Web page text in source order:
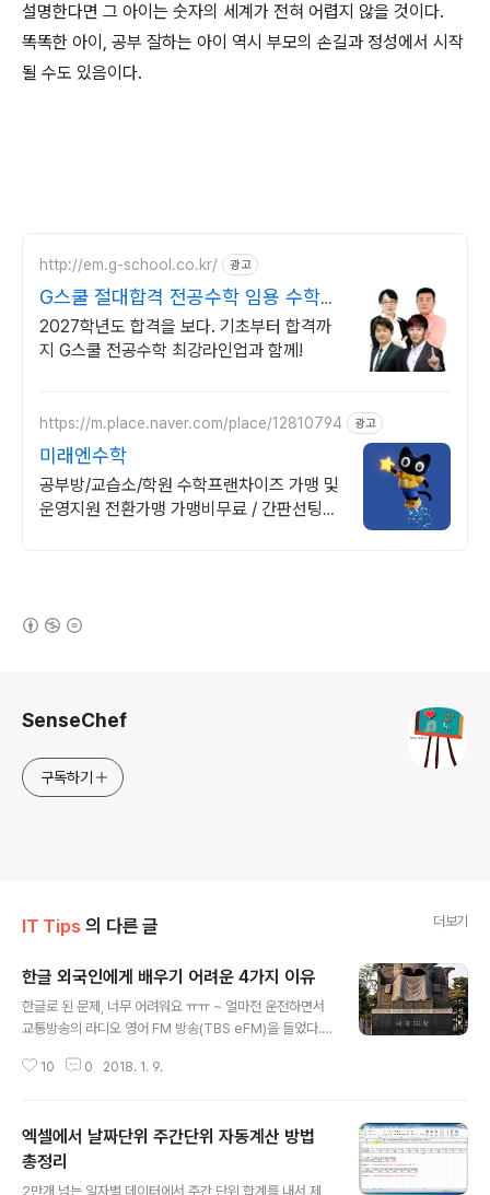
설명한다면 그 아이는 숫자의 세계가 전혀 어렵지 않을 것이다.
똑똑한 아이, 공부 잘하는 아이 역시 부모의 손길과 정성에서 시작
될 수도 있음이다.
http://em.g-school.co.kr/ 광고
G스쿨 절대합격 전공수학 임용 수학의
절대강자!
2027학년도 합격을 보다. 기초부터 합격까
지 G스쿨 전공수학 최강라인업과 함께!
https://m.place.naver.com/place/12810794 광고
미래엔수학
공부방/교습소/학원 수학프랜차이즈 가맹 및
운영지원 전환가맹 가맹비무료 / 간판선팅비
SenseChef
구독하기
IT Tips 의 다른 글 더보기
한글 외국인에게 배우기 어려운 4가지 이유
한글로 된 문제, 너무 어려워요 ㅠㅠ ~ 얼마전 운전하면서
교통방송의 라디오 영어 FM 방송(TBS eFM)을 들었다.
고 있었다. 그 과정을 들으면서 외국인 입장에서 본 한글의
했었다. 그런데 그때마다 외국어로서 어떤 언어를 배운다
는 것은 모두 힘들다고만 설명했다. 한글을 처음 배우는 외
국인 입장에서만은 생각해 보지 않았다. 그러나 이번에 영
10 0 2018. 1. 9.
엑셀에서 날짜단위 주간단위 자동계산 방법
총정리
2만개 넘는 일자별 데이터에서 주간 단위 합계를 내서 제